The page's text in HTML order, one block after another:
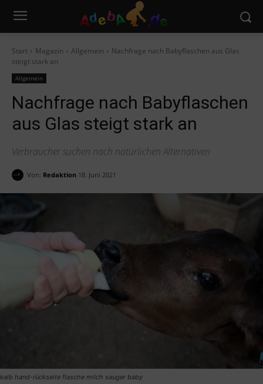
Start Magazin Allgemein
Nachfrage nach Babyflaschen aus Glas
steigt stark an
Allgemein
Nachfrage nach Babyflaschen
aus Glas steigt stark an
Verbraucher suchen nach natürlichen Alternativen
Von: Redaktion 18. Juni 2021
kalb hand-rückseite flasche milch sauger baby